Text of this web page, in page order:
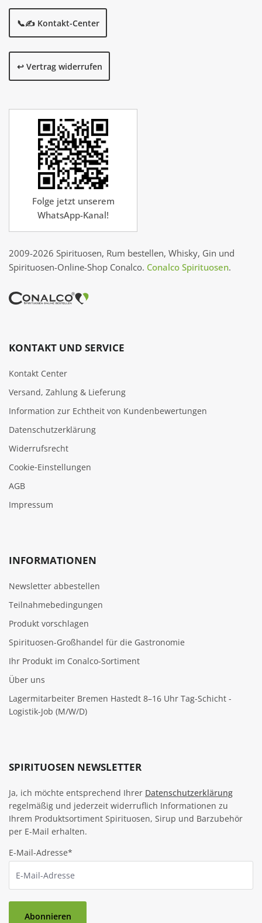
📞✍️ Kontakt-Center
↩️ Vertrag widerrufen
Folge jetzt unserem
WhatsApp-Kanal!
2009-2026 Spirituosen, Rum bestellen, Whisky, Gin und
Spirituosen-Online-Shop Conalco. Conalco Spirituosen.
KONTAKT UND SERVICE
Kontakt Center
Versand, Zahlung & Lieferung
Information zur Echtheit von Kundenbewertungen
Datenschutzerklärung
Widerrufsrecht
Cookie‑Einstellungen
AGB
Impressum
INFORMATIONEN
Newsletter abbestellen
Teilnahmebedingungen
Produkt vorschlagen
Spirituosen-Großhandel für die Gastronomie
Ihr Produkt im Conalco-Sortiment
Über uns
Lagermitarbeiter Bremen Hastedt 8–16 Uhr Tag-Schicht -
Logistik-Job (M/W/D)
SPIRITUOSEN NEWSLETTER
Ja, ich möchte entsprechend Ihrer Datenschutzerklärung
regelmäßig und jederzeit widerruflich Informationen zu
Ihrem Produktsortiment Spirituosen, Sirup und Barzubehör
per E-Mail erhalten.
E-Mail-Adresse*
Abonnieren